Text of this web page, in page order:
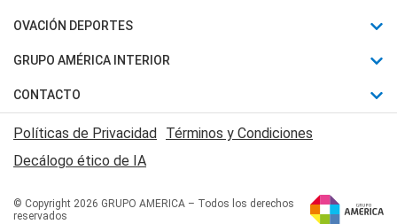
Política
Judiciales
Economia
Horóscopo
Motores
Trucos caseros
Series y Películas
Edictos y Solicitadas
OVACIÓN DEPORTES
Fútbol
Mundial
Automovilismo
Rugby
Básquet
GRUPO AMÉRICA INTERIOR
Canal 7 en Vivo
San Juan 8
CONTACTO
Acerca de Nosotros
Contactanos
Políticas de Privacidad Términos y Condiciones
Decálogo ético de IA
© Copyright 2026 GRUPO AMERICA – Todos los derechos
reservados